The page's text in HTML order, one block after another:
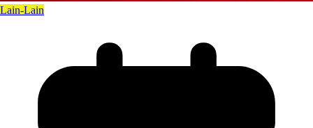
Lain-Lain